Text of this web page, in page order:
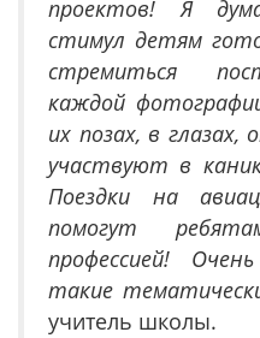
проектов! Я
стимул детям
стремиться
каждой
их позах, в
участвуют в
Поездки на
помогут
профессией!
такие
учитель школы.